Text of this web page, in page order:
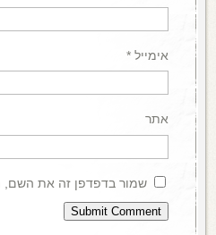
אימייל *
אתר
שמור בדפדפן זה את השם,